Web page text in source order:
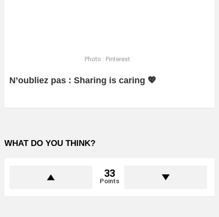
Photo : Pinterest
N’oubliez pas : Sharing is caring 💖
WHAT DO YOU THINK?
33
Points